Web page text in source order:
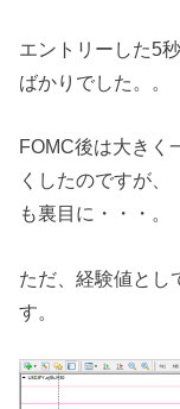
エントリーした5
ばかりでした。。
FOMC後は大きく
くしたのですが
も裏目に・・・。
ただ、経験値とし
す。